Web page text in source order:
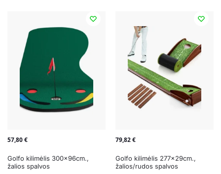
57,80€
Golfo kilimėlis 300x96cm.,
žalios spalvos
79,82€
Golfo kilimėlis 277x29cm.,
žalios/rudos spalvos